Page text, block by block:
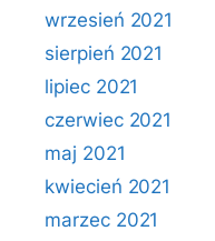
wrzesień 2021
sierpień 2021
lipiec 2021
czerwiec 2021
maj 2021
kwiecień 2021
marzec 2021